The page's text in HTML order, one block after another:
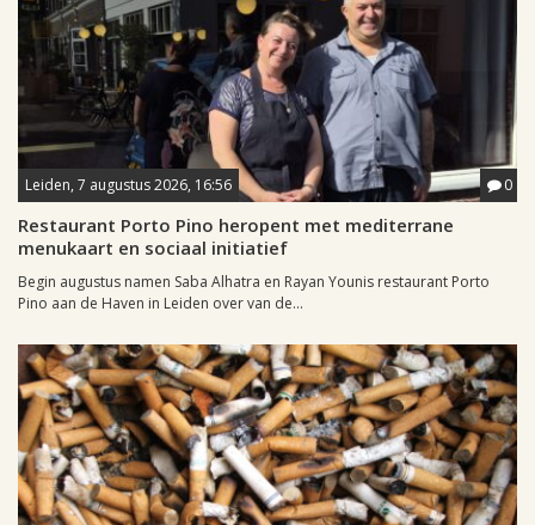
Leiden, 7 augustus 2026, 16:56 0
Restaurant Porto Pino heropent met mediterrane
menukaart en sociaal initiatief
Begin augustus namen Saba Alhatra en Rayan Younis restaurant Porto
Pino aan de Haven in Leiden over van de...